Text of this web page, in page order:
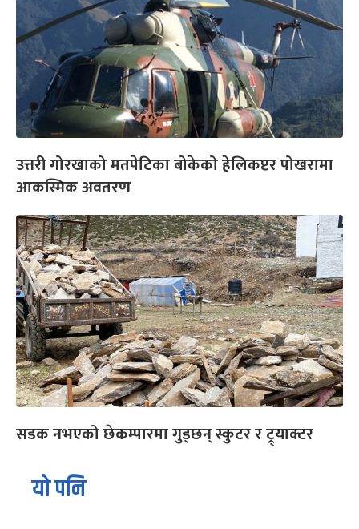
उत्तरी गोरखाको मतपेटिका बोकेको हेलिकप्टर पोखरामा
आकस्मिक अवतरण
सडक नभएको छेकम्पारमा गुड्छन् स्कुटर र ट्र्याक्टर
यो पनि